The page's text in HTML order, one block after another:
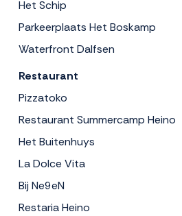
Het Schip
Parkeerplaats Het Boskamp
Waterfront Dalfsen
Restaurant
Pizzatoko
Restaurant Summercamp Heino
Het Buitenhuys
La Dolce Vita
Bij Ne9eN
Restaria Heino